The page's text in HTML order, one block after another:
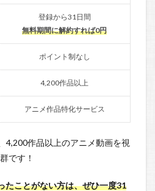
登録から31日間
無料期間に解約すれば0円
ポイント制なし
4,200作品以上
アニメ作品特化サービス
4,200作品以上のアニメ動画を視
です！
たことがない方は、ぜひ一度31